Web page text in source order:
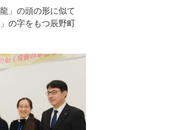
」の頭の形に似て
の字をもつ辰野町